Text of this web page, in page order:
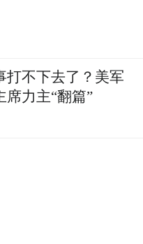
打不下去了？美军
席力主“翻篇”